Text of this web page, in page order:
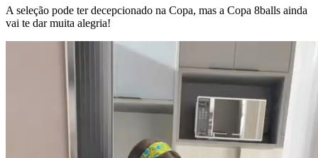
A seleção pode ter decepcionado na Copa, mas a Copa 8balls ainda
vai te dar muita alegria!